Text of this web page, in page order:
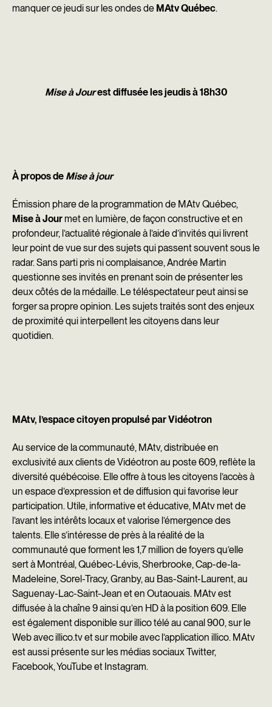
manquer ce jeudi sur les ondes de MAtv Québec.
Mise à Jourest diffusée les jeudis à 18h30
À propos de Mise à jour
Émission phare de la programmation de MAtv Québec,
Mise à Jour met en lumière, de façon constructive et en
profondeur, l’actualité régionale à l’aide d’invités qui livrent
leur point de vue sur des sujets qui passent souvent sous le
radar. Sans parti pris ni complaisance, Andrée Martin
questionne ses invités en prenant soin de présenter les
deux côtés de la médaille. Le téléspectateur peut ainsi se
forger sa propre opinion. Les sujets traités sont des enjeux
de proximité qui interpellent les citoyens dans leur
quotidien.
MAtv, l’espace citoyen propulsé par Vidéotron
Au service de la communauté, MAtv, distribuée en
exclusivité aux clients de Vidéotron au poste 609, reflète la
diversité québécoise. Elle offre à tous les citoyens l’accès à
un espace d’expression et de diffusion qui favorise leur
participation. Utile, informative et éducative, MAtv met de
l’avant les intérêts locaux et valorise l’émergence des
talents. Elle s’intéresse de près à la réalité de la
communauté que forment les 1,7 million de foyers qu’elle
sert à Montréal, Québec-Lévis, Sherbrooke, Cap-de-la-
Madeleine, Sorel-Tracy, Granby, au Bas-Saint-Laurent, au
Saguenay-Lac-Saint-Jean et en Outaouais. MAtv est
diffusée à la chaîne 9 ainsi qu’en HD à la position 609. Elle
est également disponible sur illico télé au canal 900, sur le
Web avecillico.tvet sur mobile avec l’application illico. MAtv
est aussi présente sur les médias sociauxTwitter,
Facebook,YouTubeet Instagram.